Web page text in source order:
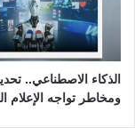
الذكاء الاصطناعي..
ومخاطر تواجه الإعلام